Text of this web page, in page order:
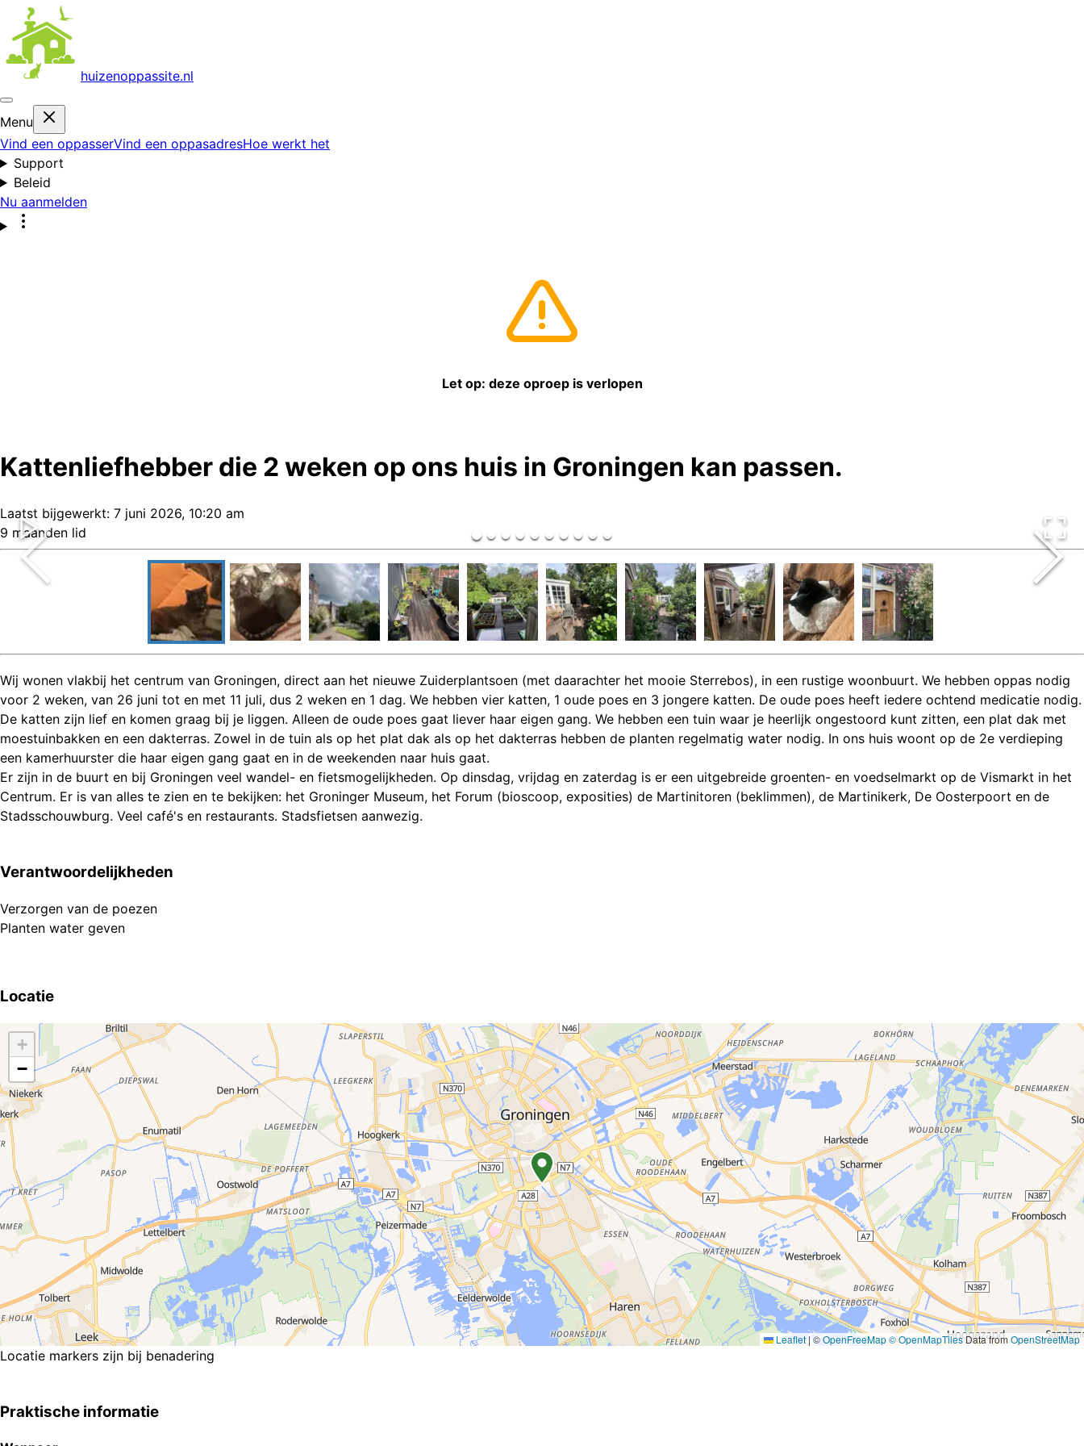
huizenoppassite.nl
Menu
Vind een oppasserVind een oppasadresHoe werkt het
Support
Beleid
Nu aanmelden
Let op: deze oproep is verlopen
Kattenliefhebber die 2 weken op ons huis in Groningen kan passen.
Laatst bijgewerkt: 7 juni 2026, 10:20 am
9 maanden lid
Wij wonen vlakbij het centrum van Groningen, direct aan het nieuwe Zuiderplantsoen (met daarachter het mooie Sterrebos), in een rustige woonbuurt. We hebben oppas nodig
voor 2 weken, van 26 juni tot en met 11 juli, dus 2 weken en 1 dag. We hebben vier katten, 1 oude poes en 3 jongere katten. De oude poes heeft iedere ochtend medicatie nodig.
De katten zijn lief en komen graag bij je liggen. Alleen de oude poes gaat liever haar eigen gang. We hebben een tuin waar je heerlijk ongestoord kunt zitten, een plat dak met
moestuinbakken en een dakterras. Zowel in de tuin als op het plat dak als op het dakterras hebben de planten regelmatig water nodig. In ons huis woont op de 2e verdieping
een kamerhuurster die haar eigen gang gaat en in de weekenden naar huis gaat.
Er zijn in de buurt en bij Groningen veel wandel- en fietsmogelijkheden. Op dinsdag, vrijdag en zaterdag is er een uitgebreide groenten- en voedselmarkt op de Vismarkt in het
Centrum. Er is van alles te zien en te bekijken: het Groninger Museum, het Forum (bioscoop, exposities) de Martinitoren (beklimmen), de Martinikerk, De Oosterpoort en de
Verantwoordelijkheden
Verzorgen van de poezen
Locatie
+
−
Leaflet | ©OpenFreeMap© OpenMapTilesData fromOpenStreetMap
Locatie markers zijn bij benadering
Praktische informatie